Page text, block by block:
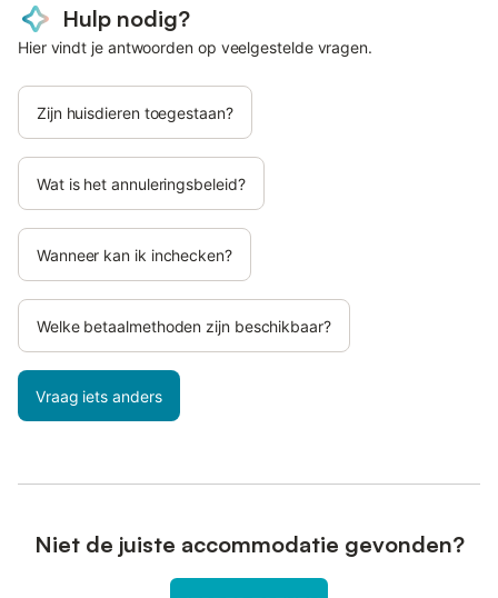
Hulp nodig?
Hier vindt je antwoorden op veelgestelde vragen.
Zijn huisdieren toegestaan?
Wat is het annuleringsbeleid?
Wanneer kan ik inchecken?
Welke betaalmethoden zijn beschikbaar?
Vraag iets anders
Niet de juiste accommodatie gevonden?